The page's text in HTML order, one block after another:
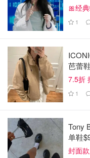
烤箱380°F 15～17分
调，看到饼皮蓬起来，
🎀经
1
芭蕾
7.5折
1
Tony
单鞋
封面